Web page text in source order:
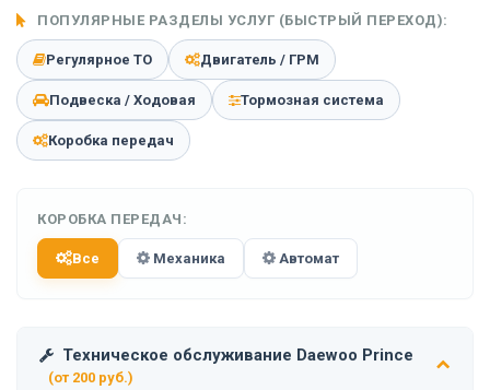
ПОПУЛЯРНЫЕ РАЗДЕЛЫ УСЛУГ (БЫСТРЫЙ ПЕРЕХОД):
Регулярное ТО Двигатель / ГРМ
Подвеска / Ходовая Тормозная система
Коробка передач
КОРОБКА ПЕРЕДАЧ:
Все Механика Автомат
Техническое обслуживание Daewoo Prince
(от 200 руб.)